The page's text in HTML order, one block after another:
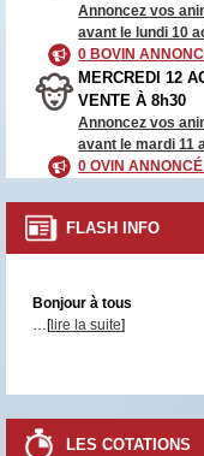
Annoncez vos
avant le lundi 10
0 BOVIN
MERCREDI 12
VENTE À 8h30
Annoncez vos
avant le mardi 11
0 OVIN
FLASH INFO
Bonjour à tous
…[lire la suite]
LES COTATIONS